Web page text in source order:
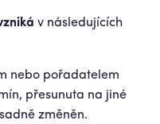
v následujících
nebo pořadatelem
přesunuta na jiné
změněn.